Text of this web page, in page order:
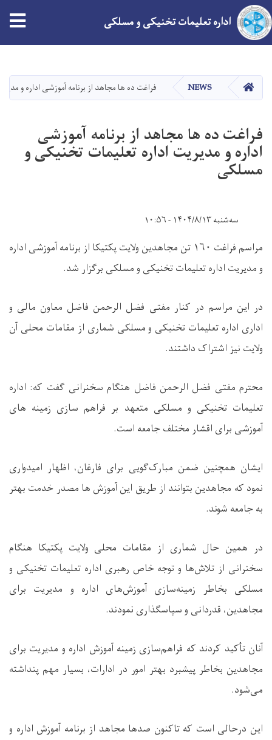
main
content
اداره تعلیمات تخنیکی و مسلکی
HOME
NEWS فراغت ده ها مجاهد از برنامه آموزشی اداره و
فراغت ده ها مجاهد از برنامه آموزشی
اداره و مدیریت اداره تعلیمات تخنیکی و
مسلکی
سه‌شنبه ۱۴۰۴/۸/۱۳ - ۱۰:۵۶
مراسم فراغت ۱۶۰ تن مجاهدین ولایت پکتیکا از برنامه آموزشی اداره
و مدیریت اداره تعلیمات تخنیکی و مسلکی برگزار شد.
در این مراسم در کنار مفتی فضل الرحمن فاضل معاون مالی و
اداری اداره تعلیمات تخنیکی و مسلکی شماری از مقامات محلی آن
ولایت نیز اشتراک داشتند.
محترم مفتی فضل الرحمن فاضل هنگام سخنرانی گفت که: اداره
تعلیمات تخنیکی و مسلکی متعهد بر فراهم سازی زمینه های
آموزشی برای اقشار مختلف جامعه است.
ایشان همچنین ضمن مبارک‌گویی برای فارغان، اظهار امیدواری
نمود که مجاهدین بتوانند از طریق این آموزش ها مصدر خدمت بهتر
به جامعه شوند.
در همین حال شماری از مقامات محلی ولایت پکتیکا هنگام
سخنرانی از تلاش‌ها و توجه خاص رهبری اداره تعلیمات تخنیکی و
مسلکی بخاطر زمینه‌سازی آموزش‌های اداره و مدیریت برای
مجاهدین، قدردانی و سپاسگذاری نمودند.
آنان تأکید کردند که فراهم‌سازی زمینه آموزش اداره و مدیریت برای
مجاهدین بخاطر پیشبرد بهتر امور در ادارات، بسیار مهم پنداشته
می‌شود.
این درحالی است که تاکنون صدها مجاهد از برنامه آموزش اداره و